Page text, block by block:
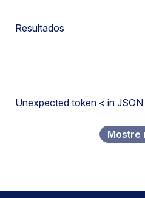
Resultados
Unexpected token < in
Mostre